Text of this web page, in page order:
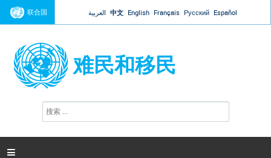
Jump to navigation
联合国 العربية 中文 English Français Русский Español
难民和移民
搜
索
